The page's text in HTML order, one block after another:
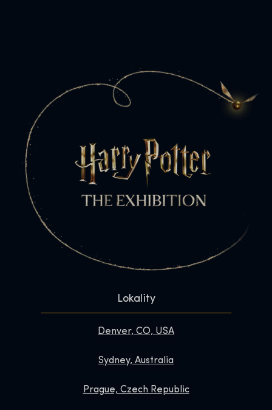
Lokality
Denver, CO, USA
Sydney, Australia
Prague, Czech Republic